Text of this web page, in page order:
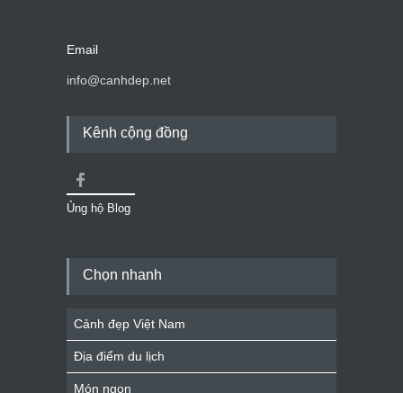
Email
info@canhdep.net
Kênh cộng đồng
Ủng hộ Blog
Chọn nhanh
Cảnh đẹp Việt Nam
Địa điểm du lịch
Món ngon